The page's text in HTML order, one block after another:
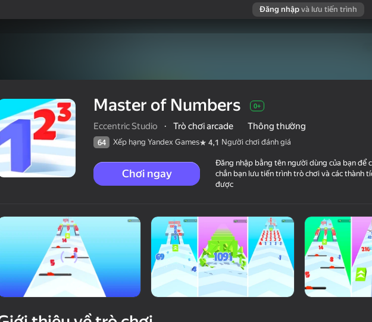
Đăng nhập và lưu tiến trình
4,1 Người chơi đánh giá 0+
Thông thường Eccentric Studio
Master of Numbers 0+
Eccentric Studio · Trò chơi arcade Thông thường
64 Xếp hạng Yandex Games 4,1 Người chơi đánh giá
Chơi ngay
Đăng nhập bằng tên người dùng của bạn để
chắn bạn lưu tiến trình trò chơi và các thành
được